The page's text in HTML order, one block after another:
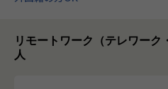
リモートワーク（テレワー
人